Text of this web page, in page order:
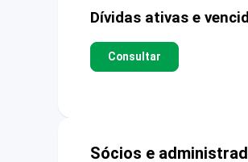
Dívidas ativas e
Consultar
Sócios e